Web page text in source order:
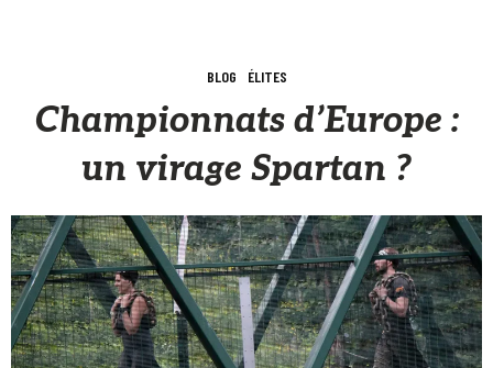
BLOG ÉLITES
Championnats d’Europe :
un virage Spartan ?